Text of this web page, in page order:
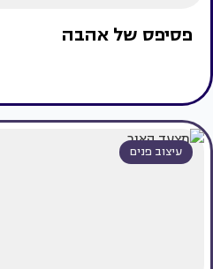
פסיפס של אהבה
עיצוב פנים